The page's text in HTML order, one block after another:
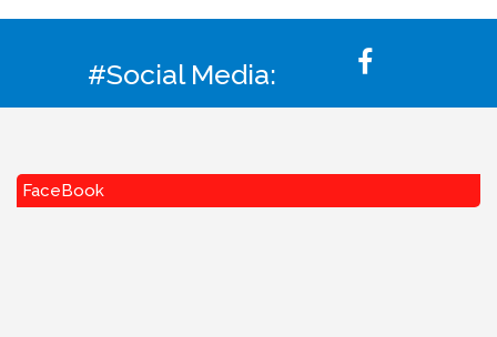
#Social Media:
FaceBook